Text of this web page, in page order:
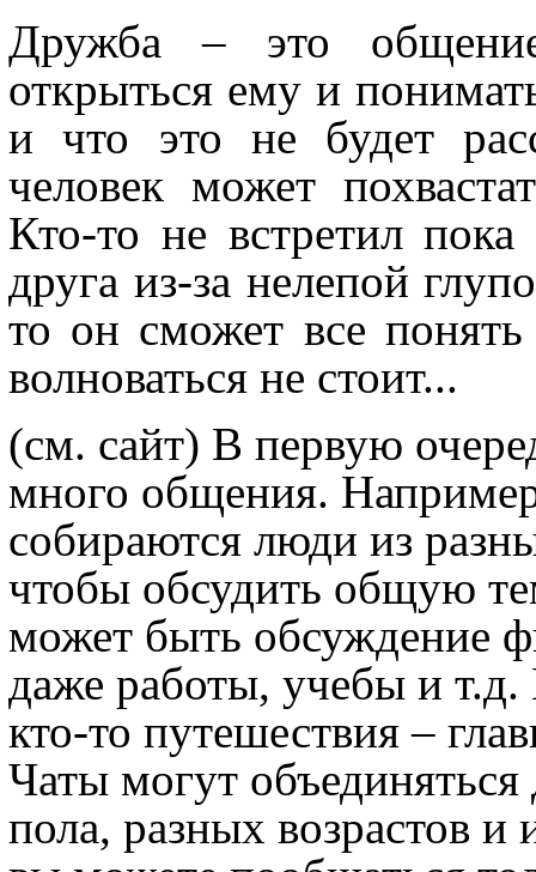
Дружба – это
открыться ему и
и что это не будет
человек может
Кто-то не встретил
друга из-за нелепой
то он сможет все
волноваться не стоит...
(см. сайт) В первую
много общения.
собираются люди из
чтобы обсудить общую
может быть обсуждение
даже работы, учебы и т.д.
кто-то путешествия –
Чаты могут
пола, разных возрастов